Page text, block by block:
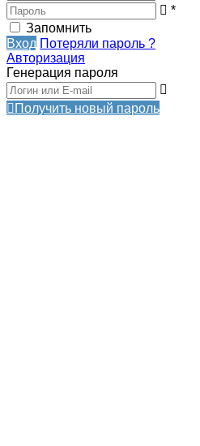
*
Запомнить
Вход Потеряли пароль ?
Авторизация
Генерация пароля
Получить новый пароль